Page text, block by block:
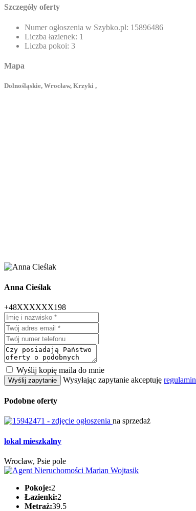
Szczegóły oferty
Numer ogłoszenia w Szybko.pl: 15896486
Liczba łazienek: 1
Liczba pokoi: 3
Mapa
Dolnośląskie, Wrocław, Krzyki ,
Anna Cieślak
+48XXXXXX198
Wyślij kopię maila do mnie
Wyślij zapytanie Wysyłając zapytanie akceptuję regulamin
Podobne oferty
na sprzedaż
lokal mieszkalny
Wrocław, Psie pole
Pokoje:2
Łazienki:2
Metraż:39.5